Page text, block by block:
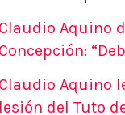
Claudio Aquino
Concepción:
Claudio Aquino
lesión del Tuto